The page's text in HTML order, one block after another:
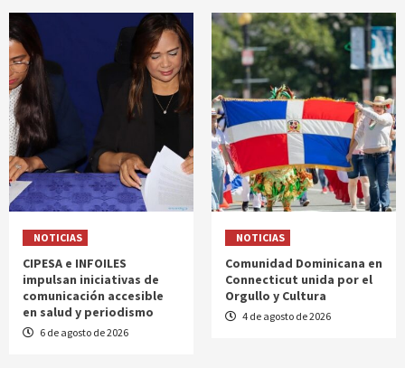
NOTICIAS
CIPESA e INFOILES
impulsan iniciativas de
comunicación accesible
en salud y periodismo
6 de agosto de 2026
NOTICIAS
Comunidad Dominicana en
Connecticut unida por el
Orgullo y Cultura
4 de agosto de 2026